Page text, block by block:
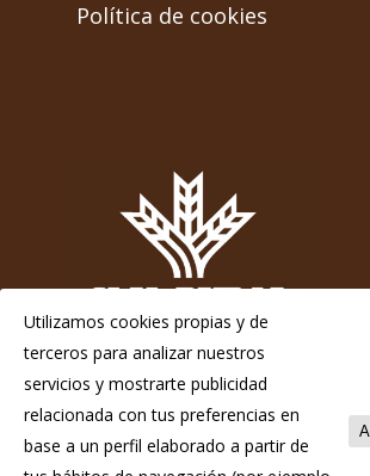
Política de cookies
© 2026 Chosco de Tineo - Indicación
Utilizamos cookies propias y de
terceros para analizar nuestros
servicios y mostrarte publicidad
relacionada con tus preferencias en
base a un perfil elaborado a partir de